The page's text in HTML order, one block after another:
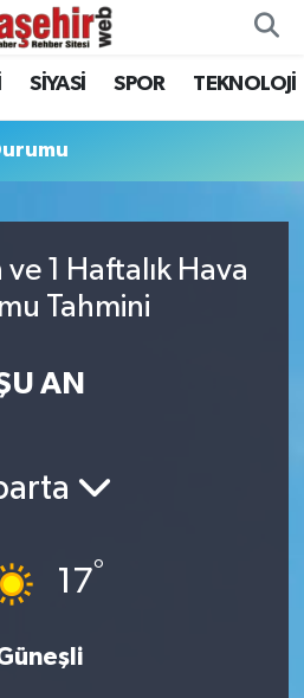
SİYASİ SPOR TEKNOLOJİ
ve 1 Haftalık Hava
Tahmini
AN
17°